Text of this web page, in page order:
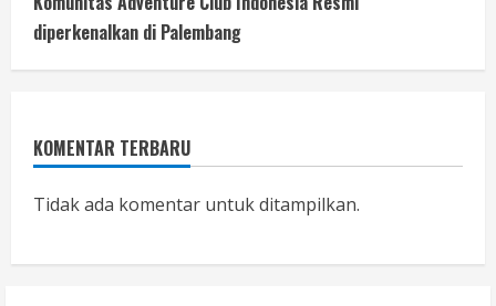
diperkenalkan di Palembang
KOMENTAR TERBARU
Tidak ada komentar untuk ditampilkan.